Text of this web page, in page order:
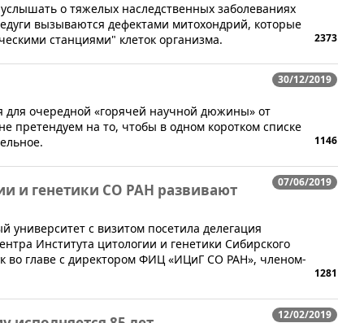
о тяжелых наследственных заболеваниях
вызываются дефектами митохондрий, которые
станциями" клеток организма.
2373
30/12/2019
для очередной «горячей научной дюжины» от
претендуем на то, чтобы в одном коротком списке
1146
07/06/2019
и генетики СО РАН развивают
университет с визитом посетила делегация
Института цитологии и генетики Сибирского
во главе с директором ФИЦ «ИЦиГ СО РАН», членом-
1281
12/02/2019